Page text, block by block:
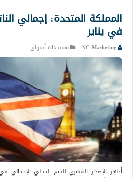
المملكة المتحدة: إجمالي
في يناير
NC Marketing مستجدات أسواق
أظهر الإصدار الشهري للناتج المحلي الإجمالي